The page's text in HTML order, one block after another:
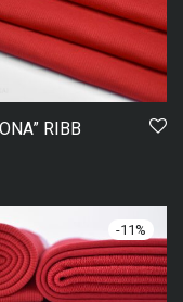
RIBB
-11 %